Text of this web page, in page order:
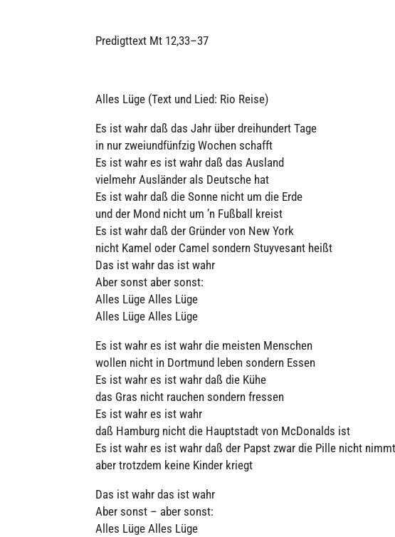
Pre­digt­text Mt 12,33–37
Alles Lüge (Text und Lied: Rio Reise)
Es ist wahr daß das Jahr über drei­hun­dert Tage
in nur zwei­und­fünf­zig Wochen schafft
Es ist wahr es ist wahr daß das Ausland
vielmehr Aus­län­der als Deutsche hat
Es ist wahr daß die Sonne nicht um die Erde
und der Mond nicht um ’n Fußball kreist
Es ist wahr daß der Gründer von New York
nicht Kamel oder Camel sondern Stuy­ve­sant heißt
Das ist wahr das ist wahr
Aber sonst aber sonst:
Alles Lüge Alles Lüge
Alles Lüge Alles Lüge
Es ist wahr es ist wahr die meisten Menschen
wollen nicht in Dortmund leben sondern Essen
Es ist wahr es ist wahr daß die Kühe
das Gras nicht rauchen sondern fressen
Es ist wahr es ist wahr
daß Hamburg nicht die Haupt­stadt von McDo­nalds ist
Es ist wahr es ist wahr daß der Papst zwar die Pille nicht nimmt
aber trotzdem keine Kinder kriegt
Das ist wahr das ist wahr
Aber sonst – aber sonst:
Alles Lüge Alles Lüge